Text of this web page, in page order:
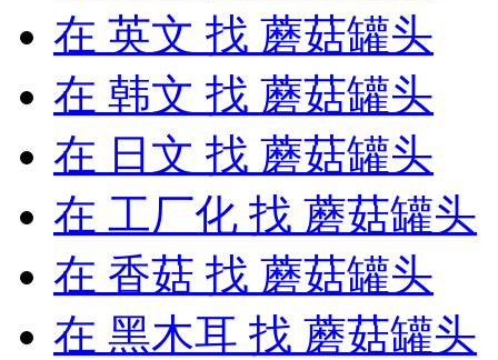
在 英文 找 蘑菇罐头
在 韩文 找 蘑菇罐头
在 日文 找 蘑菇罐头
在 工厂化 找 蘑菇罐头
在 香菇 找 蘑菇罐头
在 黑木耳 找 蘑菇罐头